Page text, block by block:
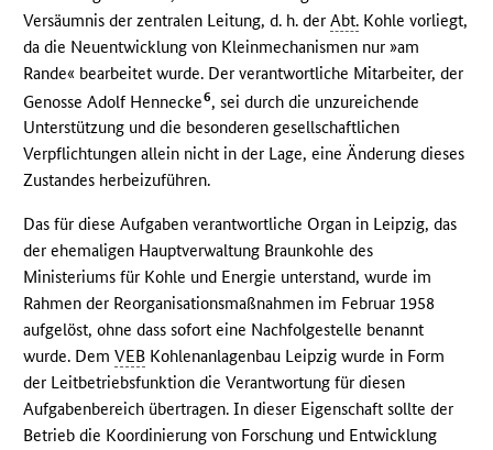
Versäumnis der zentralen Leitung, d. h. derAbt. Kohle vorliegt,
da die Neuentwicklung von Kleinmechanismen nur »am
Rande« bearbeitet wurde. Der verantwortliche Mitarbeiter, der
Genosse Adolf Hennecke6, sei durch die unzureichende
Unterstützung und die besonderen gesellschaftlichen
Verpflichtungen allein nicht in der Lage, eine Änderung dieses
Zustandes herbeizuführen.
Das für diese Aufgaben verantwortliche Organ in Leipzig, das
der ehemaligen Hauptverwaltung Braunkohle des
Ministeriums für Kohle und Energie unterstand, wurde im
Rahmen der Reorganisationsmaßnahmen im Februar 1958
aufgelöst, ohne dass sofort eine Nachfolgestelle benannt
wurde. DemVEB Kohlenanlagenbau Leipzig wurde in Form
der Leitbetriebsfunktion die Verantwortung für diesen
Aufgabenbereich übertragen. In dieser Eigenschaft sollte der
Betrieb die Koordinierung von Forschung und Entwicklung